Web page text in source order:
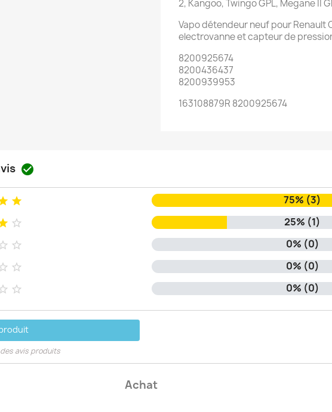
2, Kangoo, Twingo GPL, Megane II
Vapo détendeur neuf pour Renault
electrovanne et capteur de
8200925674
8200436437
8200939953
163108879R 8200925674

 75% (3)
 25% (1)
 0% (0)
 0% (0)
 0% (0)
avis produits
Achat